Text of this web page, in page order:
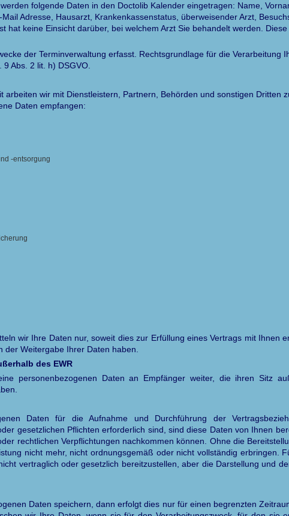
folgende Daten in den Doctolib Kalender eingetragen: Name,
Adresse, Hausarzt, Krankenkassenstatus, überweisender Arzt,
hat keine Einsicht darüber, bei welchem Arzt Sie behandelt werden.
der Terminverwaltung erfasst. Rechtsgrundlage für die Verarbeitung
Abs. 2 lit. h) DSGVO.
arbeiten wir mit Dienstleistern, Partnern, Behörden und sonstigen Dritten
Daten empfangen:
-entsorgung
wir Ihre Daten nur, soweit dies zur Erfüllung eines Vertrags mit Ihnen
der Weitergabe Ihrer Daten haben.
des EWR
personenbezogenen Daten an Empfänger weiter, die ihren Sitz
Daten für die Aufnahme und Durchführung der
gesetzlichen Pflichten erforderlich sind, sind diese Daten von Ihnen
rechtlichen Verpflichtungen nachkommen können. Ohne die
nicht mehr, nicht ordnungsgemäß oder nicht vollständig erbringen.
vertraglich oder gesetzlich bereitzustellen, aber die Darstellung und
Daten speichern, dann erfolgt dies nur für einen begrenzten